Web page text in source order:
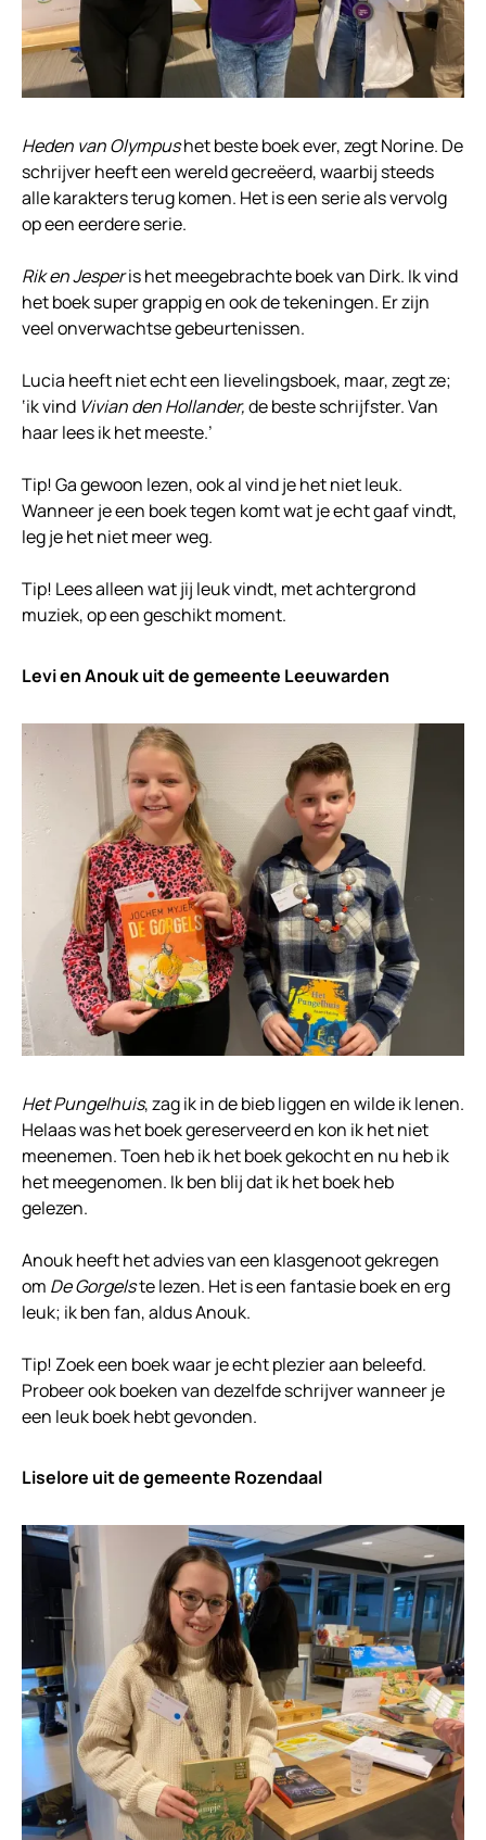
Heden van Olympushet beste boek ever, zegt Norine. De
schrijver heeft een wereld gecreëerd, waarbij steeds
alle karakters terug komen. Het is een serie als vervolg
op een eerdere serie.
Rik en Jesperis het meegebrachte boek van Dirk. Ik vind
het boek super grappig en ook de tekeningen. Er zijn
veel onverwachtse gebeurtenissen.
Lucia heeft niet echt een lievelingsboek, maar, zegt ze;
‘ik vind Vivian den Hollander,de beste schrijfster. Van
haar lees ik het meeste.’
Tip! Ga gewoon lezen, ook al vind je het niet leuk.
Wanneer je een boek tegen komt wat je echt gaaf vindt,
leg je het niet meer weg.
Tip! Lees alleen wat jij leuk vindt, met achtergrond
muziek, op een geschikt moment.
Levi en Anouk uit de gemeente Leeuwarden
Het Pungelhuis, zag ik in de bieb liggen en wilde ik lenen.
Helaas was het boek gereserveerd en kon ik het niet
meenemen. Toen heb ik het boek gekocht en nu heb ik
het meegenomen. Ik ben blij dat ik het boek heb
gelezen.
Anouk heeft het advies van een klasgenoot gekregen
om De Gorgelste lezen. Het is een fantasie boek en erg
leuk; ik ben fan, aldus Anouk.
Tip! Zoek een boek waar je echt plezier aan beleefd.
Probeer ook boeken van dezelfde schrijver wanneer je
een leuk boek hebt gevonden.
Liselore uit de gemeente Rozendaal